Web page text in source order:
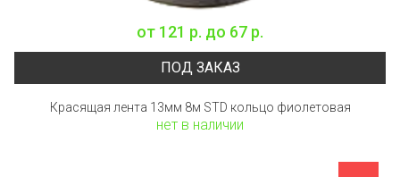
от 121 р. до 67 р.
ПОД ЗАКАЗ
Красящая лента 13мм 8м STD кольцо фиолетовая
нет в наличии